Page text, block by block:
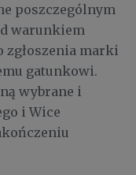
poszczególnym
warunkiem
zgłoszenia marki
gatunkowi.
wybrane i
i Wice